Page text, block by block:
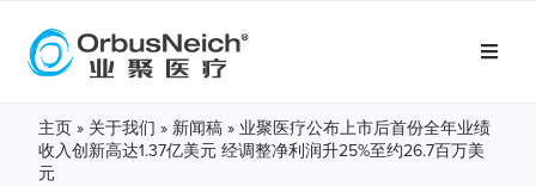
主页 » 关于我们 » 新闻稿 » 业聚医疗公布上市后首份全年业绩
收入创新高达1.37亿美元 经调整净利润升25%至约26.7百万美
元